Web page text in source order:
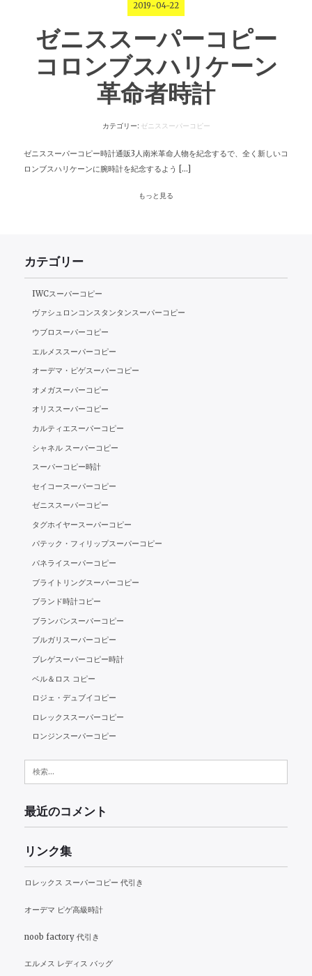
2019-04-22
ゼニススーパーコピー
コロンブスハリケーン
革命者時計
カテゴリー: ゼニススーパーコピー
ゼニススーパーコピー時計通販3人南米革命人物を紀念するで、全く新しいコ
ロンブスハリケーンに腕時計を紀念するよう […]
もっと見る
カテゴリー
IWCスーパーコピー
ヴァシュロンコンスタンタンスーパーコピー
ウブロスーパーコピー
エルメススーパーコピー
オーデマ・ピゲスーパーコピー
オメガスーパーコピー
オリススーパーコピー
カルティエスーパーコピー
シャネル スーパーコピー
スーパーコピー時計
セイコースーパーコピー
ゼニススーパーコピー
タグホイヤースーパーコピー
パテック・フィリップスーパーコピー
パネライスーパーコピー
ブライトリングスーパーコピー
ブランド時計コピー
ブランパンスーパーコピー
ブルガリスーパーコピー
ブレゲスーパーコピー時計
ベル＆ロス コピー
ロジェ・デュブイコピー
ロレックススーパーコピー
ロンジンスーパーコピー
索:
最近のコメント
リンク集
ロレックス スーパーコピー 代引き
オーデマ ピゲ高級時計
noob factory 代引き
エルメス レディス バッグ